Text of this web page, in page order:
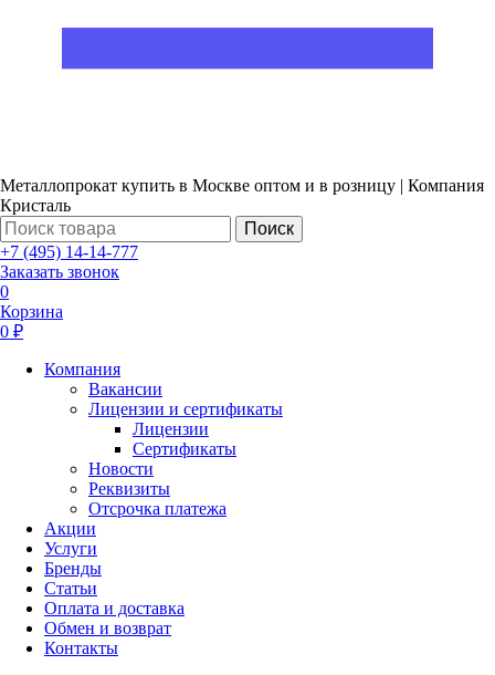
Металлопрокат купить в Москве оптом и в розницу | Компания
Кристаль
Поиск
+7 (495) 14-14-777
Заказать звонок
0
Корзина
0 ₽
Компания
Вакансии
Лицензии и сертификаты
Лицензии
Сертификаты
Новости
Реквизиты
Отсрочка платежа
Акции
Услуги
Бренды
Статьи
Оплата и доставка
Обмен и возврат
Контакты